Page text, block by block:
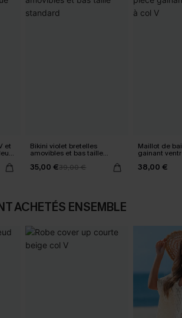
et Bikini violet bretelles
amovibles et bas taille
35,00 €39,00 €
Maillot de
gainant
38,00 €
ACHETÉS ENSEMBLE